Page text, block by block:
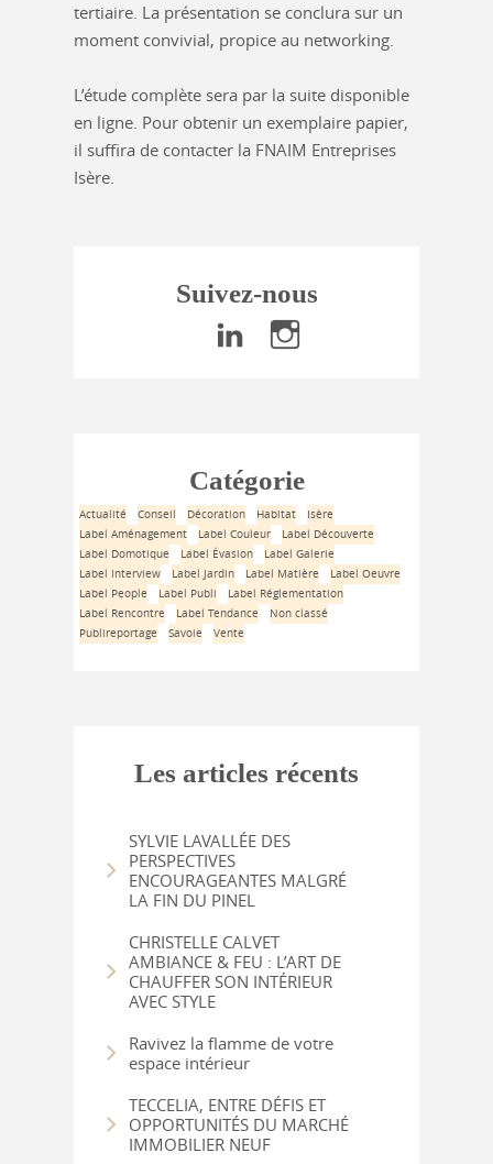
tertiaire. La présentation se conclura sur un
moment convivial, propice au networking.
L’étude complète sera par la suite disponible
en ligne. Pour obtenir un exemplaire papier,
il suffira de contacter la FNAIM Entreprises
Isère.
Suivez-nous
Catégorie
Actualité Conseil Décoration Habitat
Isère
Label Aménagement
Label Couleur
Label Découverte
Label Domotique
Label Évasion
Label Galerie
Label Interview
Label Jardin Label Matière
Label Oeuvre
Label People
Label Publi
Label Réglementation
Label Rencontre
Label Tendance
Non classé
Publireportage
Savoie Vente
Les articles récents
SYLVIE LAVALLÉE DES
PERSPECTIVES
ENCOURAGEANTES MALGRÉ
LA FIN DU PINEL
CHRISTELLE CALVET
AMBIANCE & FEU : L’ART DE
CHAUFFER SON INTÉRIEUR
AVEC STYLE
Ravivez la flamme de votre
espace intérieur
TECCELIA, ENTRE DÉFIS ET
OPPORTUNITÉS DU MARCHÉ
IMMOBILIER NEUF